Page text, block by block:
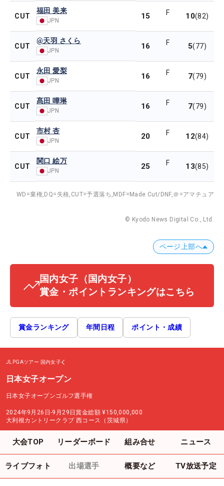
CUT
福田 美来
JPN 15 F 10(82)
CUT
@天羽 さくら
JPN 16 F 5(77)
CUT
永田 愛梨
JPN 16 F 7(79)
CUT
髙田 嘩琳
JPN 16 F 7(79)
CUT
市村 杏
JPN 20 F 12(84)
CUT
関口 絵万
JPN 25 F 13(85)
WD=棄権, DQ=失格, CUT=予選落ち, MDF=Made Cut/DNF,＠=アマチュア
© Kyodo News Digital Co., Ltd.
ページ上部へ
国内女子 （国内女子）
賞金・ポイントランキングはこちら
賞金ランキング 年間日程 ポイント・成績
JLPGAツアー 国内女子
日本女子オープン
日本女子オープンゴルフ選手権
2024年9月26日-9月29日賞金総額 ¥150,000,000
大利根カントリークラブ 西コース（茨城県）
大会TOP リーダーボード 組み合せ ニュース
ライブフォト 出場選手 概要など TV放送予定